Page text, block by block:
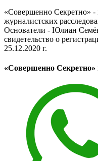
«Совершенно Секретно» -
журналистских
Основатели - Юлиан
свидетельство о
25.12.2020 г.
«Совершенно Секретно»